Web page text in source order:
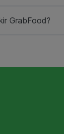
GrabFood?